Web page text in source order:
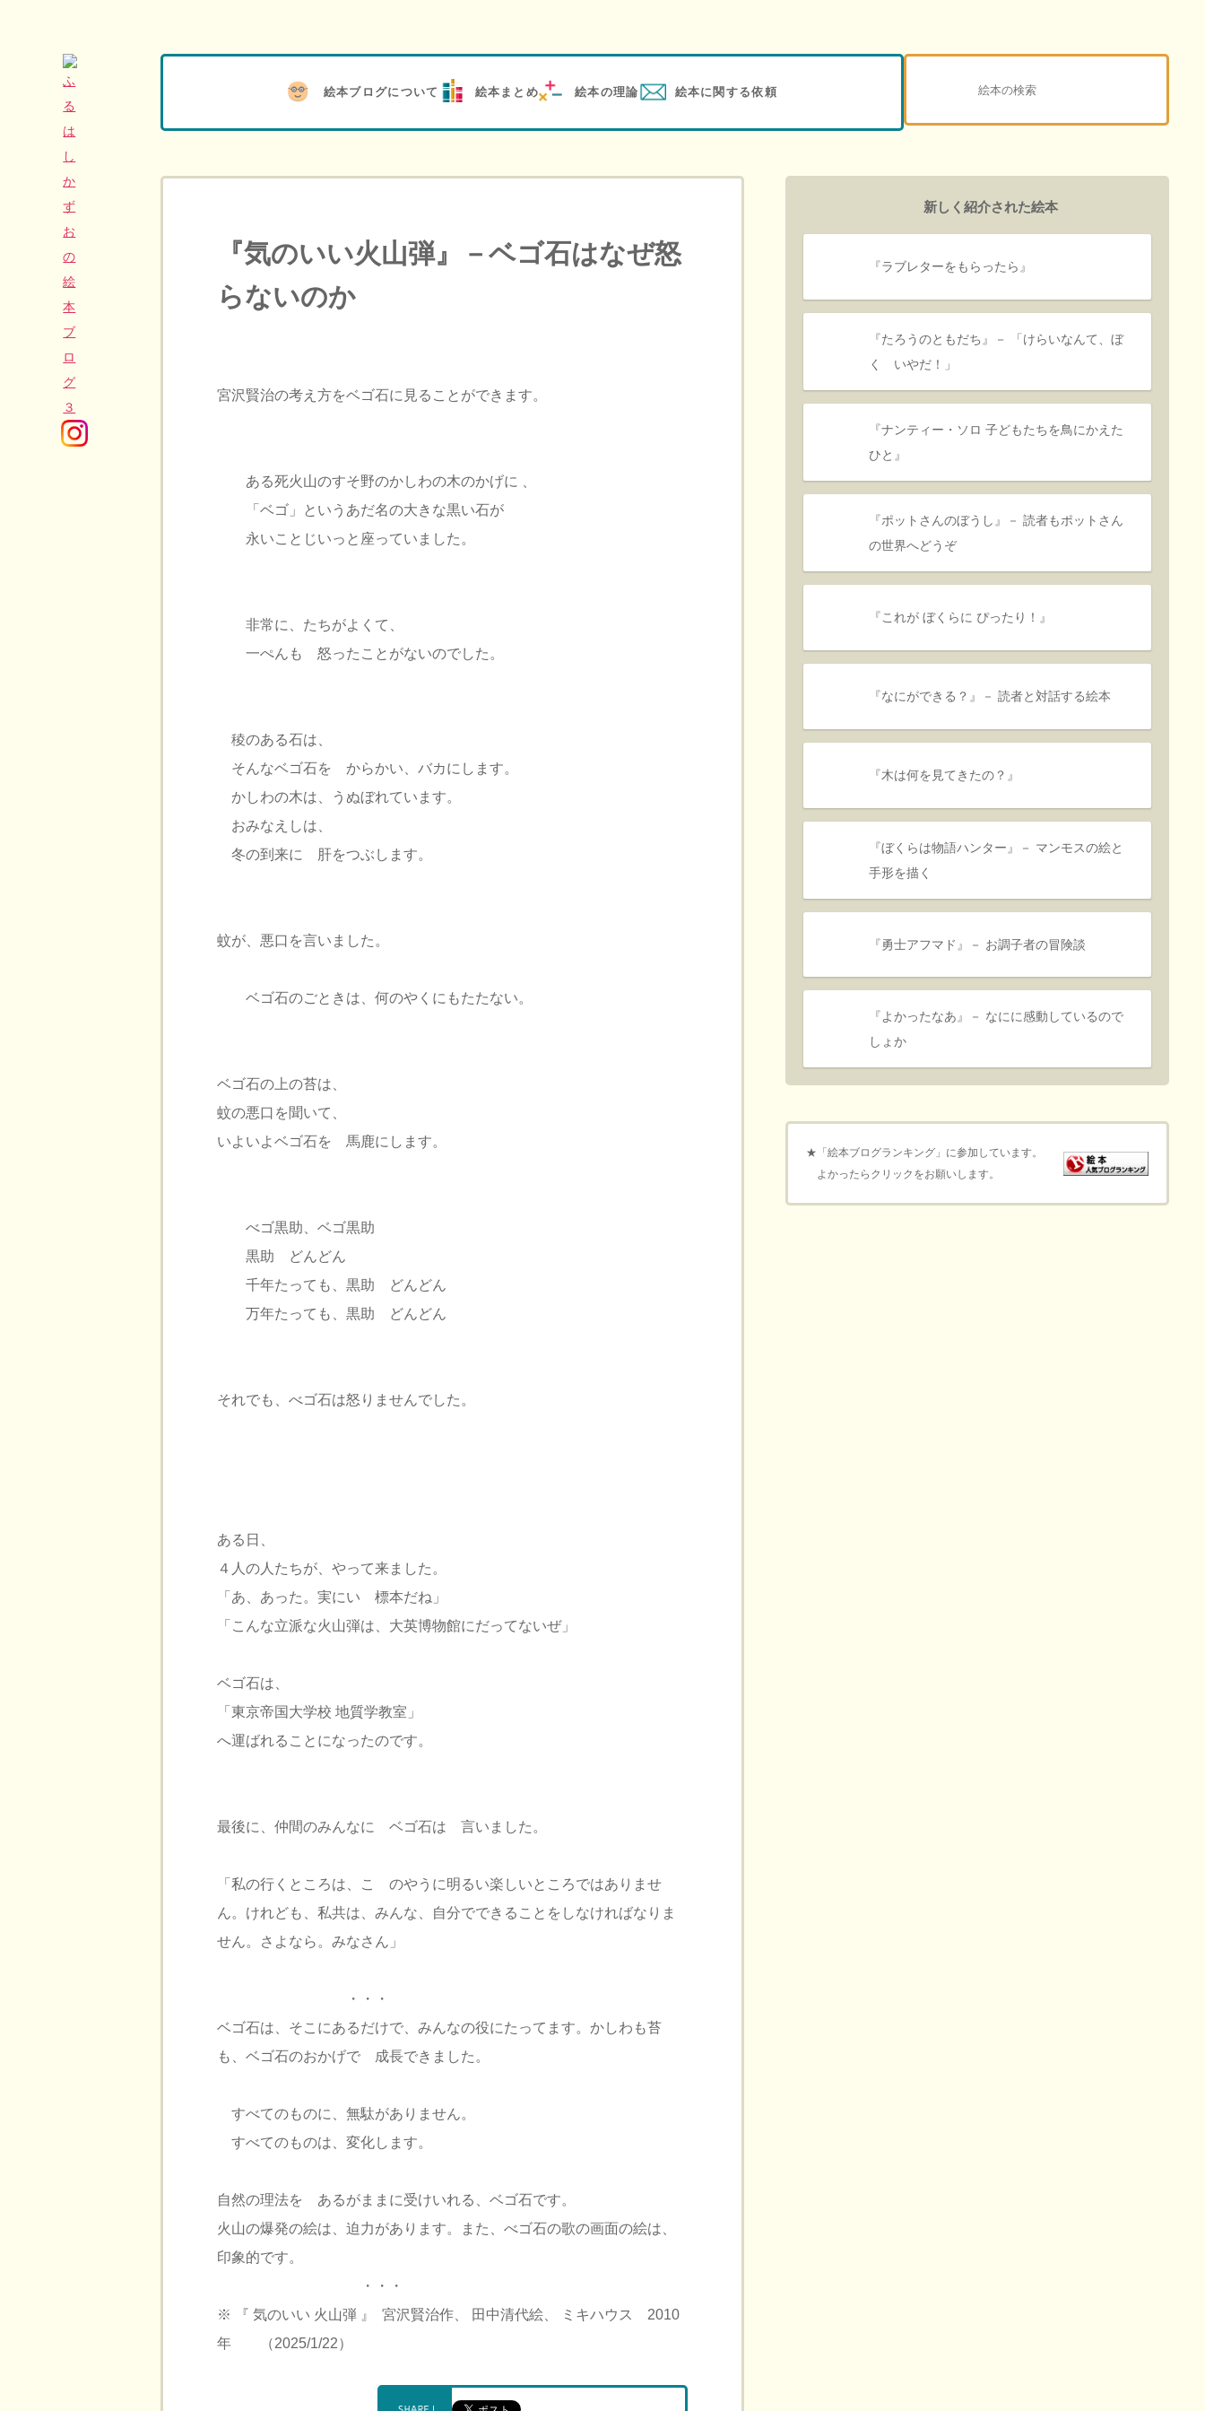
絵本ブログについて 絵本まとめ 絵本の理論 絵本に関する依頼
『気のいい火山弾』－ベゴ石はなぜ怒
らないのか
宮沢賢治の考え方をベゴ石に見ることができます。
ある死火山のすそ野のかしわの木のかげに 、
「ベゴ」というあだ名の大きな黒い石が
永いことじいっと座っていました。
非常に、たちがよくて、
一ぺんも 怒ったことがないのでした。
稜のある石は、
そんなベゴ石を からかい、バカにします。
かしわの木は、うぬぼれています。
おみなえしは、
冬の到来に 肝をつぶします。
蚊が、悪口を言いました。
ベゴ石のごときは、何のやくにもたたない。
ベゴ石の上の苔は、
蚊の悪口を聞いて、
いよいよベゴ石を 馬鹿にします。
べゴ黒助、ベゴ黒助
黒助 どんどん
千年たっても、黒助 どんどん
万年たっても、黒助 どんどん
それでも、べゴ石は怒りませんでした。
ある日、
４人の人たちが、やって来ました。
「あ、あった。実にいゝ標本だね」
「こんな立派な火山弾は、大英博物館にだってないぜ」
ベゴ石は、
「東京帝国大学校 地質学教室」
へ運ばれることになったのです。
最後に、仲間のみんなに ベゴ石は 言いました。
「私の行くところは、こゝのやうに明るい楽しいところではありませ
ん。けれども、私共は、みんな、自分でできることをしなければなりま
せん。さよなら。みなさん」
・・・
ベゴ石は、そこにあるだけで、みんなの役にたってます。かしわも苔
も、ベゴ石のおかげで 成長できました。
すべてのものに、無駄がありません。
すべてのものは、変化します。
自然の理法を あるがままに受けいれる、ベゴ石です。
火山の爆発の絵は、迫力があります。また、べゴ石の歌の画面の絵は、
印象的です。
・・・
※ 『 気のいい 火山弾 』 宮沢賢治作、 田中清代絵、 ミキハウス 2010
年 （2025/1/22）
新しく紹介された絵本
『ラブレターをもらったら』
『たろうのともだち』－ 「けらいなんて、ぼ
く いやだ！」
『ナンティー・ソロ 子どもたちを鳥にかえた
ひと』
『ポットさんのぼうし』－ 読者もポットさん
の世界へどうぞ
『これが ぼくらに ぴったり！』
『なにができる？』－ 読者と対話する絵本
『木は何を見てきたの？』
『ぼくらは物語ハンター』－ マンモスの絵と
手形を描く
『勇士アフマド』－ お調子者の冒険談
『よかったなあ』－ なにに感動しているので
しょか
★「絵本ブログランキング」に参加しています。
よかったらクリックをお願いします。